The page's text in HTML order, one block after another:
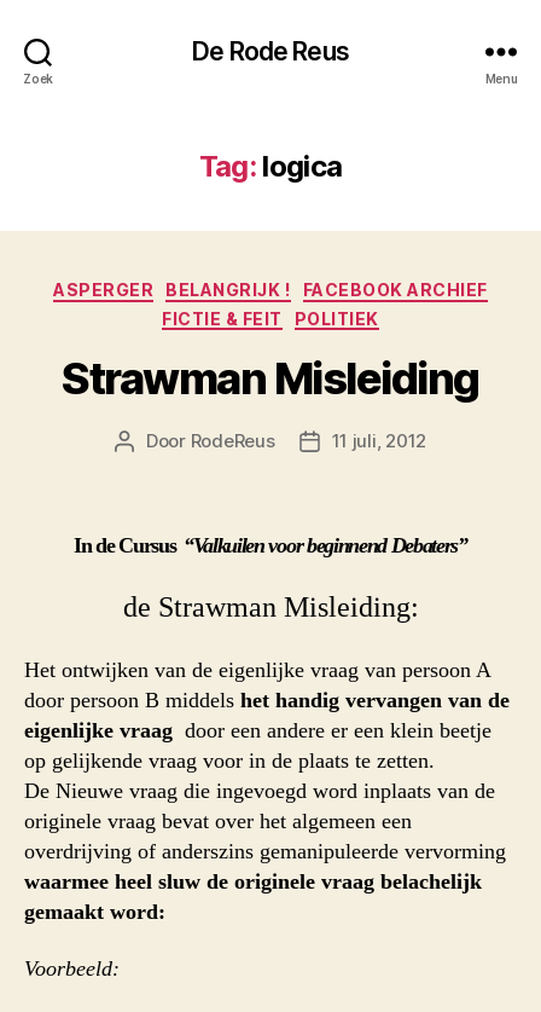
Zoek
De Rode Reus
Menu
Tag: logica
Categorieën
ASPERGER BELANGRIJK !
FACEBOOK ARCHIEF
FICTIE & FEIT
POLITIEK
Strawman Misleiding
Berichtauteur
Door RodeReus Berichtdatum
11 juli, 2012
In de Cursus “Valkuilen voor beginnend Debaters”
de Strawman Misleiding:
Het ontwijken van de eigenlijke vraag van persoon A
door persoon B middels het handig vervangen van de
eigenlijke vraag door een andere er een klein beetje
op gelijkende vraag voor in de plaats te zetten.
De Nieuwe vraag die ingevoegd word inplaats van de
originele vraag bevat over het algemeen een
overdrijving of anderszins gemanipuleerde vervorming
waarmee heel sluw de originele vraag belachelijk
gemaakt word:
Voorbeeld: